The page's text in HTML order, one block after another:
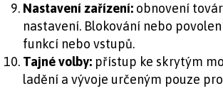
Nastavení zařízení: obnovení
nastavení. Blokování nebo
funkcí nebo vstupů.
Tajné volby: přístup ke skrytým
ladění a vývoje určeným pouze